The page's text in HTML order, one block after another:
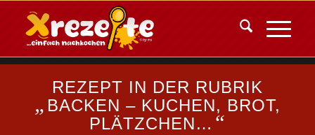
REZEPT IN DER RUBRIK
„ BACKEN – KUCHEN, BROT,
PLÄTZCHEN… “